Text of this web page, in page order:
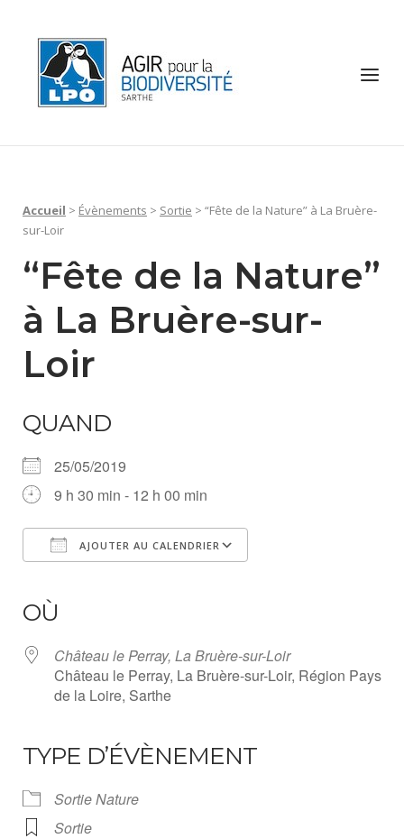
content
Menu
Accueil > Évènements > Sortie > “Fête de la Nature” à La Bruère-
sur-Loir
“Fête de la Nature”
à La Bruère-sur-
Loir
QUAND
25/05/2019
9 h 30 min - 12 h 00 min
AJOUTER AU CALENDRIER
OÙ
Château le Perray, La Bruère-sur-Loir
Château le Perray, La Bruère-sur-Loir, Région Pays
de la Loire, Sarthe
TYPE D’ÉVÈNEMENT
Sortie Nature
Sortie